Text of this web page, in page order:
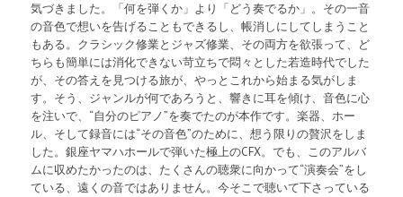
気づきました。「何を弾くか」より「どう奏でるか」。その一音
の音色で想いを告げることもできるし、帳消しにしてしまうこと
もある。クラシック修業とジャズ修業、その両方を欲張って、ど
ちらも簡単には消化できない苛立ちで悶々とした若造時代でした
が、その答えを見つける旅が、やっとこれから始まる気がしま
す。そう、ジャンルが何であろうと、響きに耳を傾け、音色に心
を注いで、“自分のピアノ”を奏でたのが本作です。楽器、ホー
ル、そして録音には“その音色”のために、想う限りの贅沢をしま
した。銀座ヤマハホールで弾いた極上のCFX。でも、このアルバ
ムに収めたかったのは、たくさんの聴衆に向かって“演奏会”をし
ている、遠くの音ではありません。今そこで聴いて下さっている